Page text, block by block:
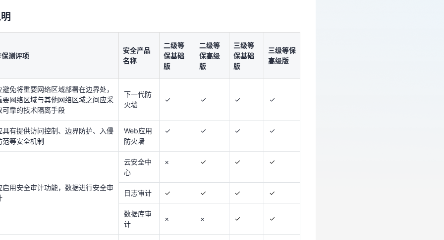
天翼云用户体验官
您的洞察，重塑科技边界
保测评项
要网络区域与其他网络区域之间应采
下一代防
火墙
✓ ✓ ✓ ✓
范等安全机制
防火墙
启用安全审计功能，数据进行安全审
云安全中
心
日志审计
数据库审
计
× × ✓ ✓
对用户进行身份鉴别、访问控制、运
审计
堡垒机
漏洞扫描
主机安全 ✓ ✓ ✓ ✓
保测评项
安全产品
名称
二级等
保基础
版
二级等
保高级
版
三级等
保基础
版
三级等保
高级版
避免将重要网络区域部署在边界处，
要网络区域与其他网络区域之间应采
可靠的技术隔离手段
下一代防
火墙
✓ ✓ ✓ ✓
具有提供访问控制、边界防护、入侵
范等安全机制
Web应用
防火墙
✓ ✓ ✓ ✓
启用安全审计功能，数据进行安全审
云安全中
心
× ✓ ✓ ✓
日志审计 ✓ ✓ ✓ ✓
数据库审
计
× × ✓ ✓